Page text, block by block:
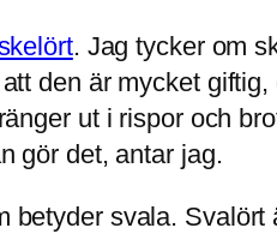
. Jag tycker om
den är mycket giftig,
ut i rispor och
gör det, antar jag.
betyder svala. Svalört